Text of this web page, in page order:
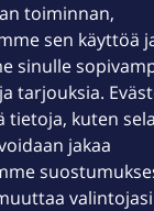
toiminnan,
sen käyttöä
sinulle
tarjouksia.
tietoja, kuten
jakaa